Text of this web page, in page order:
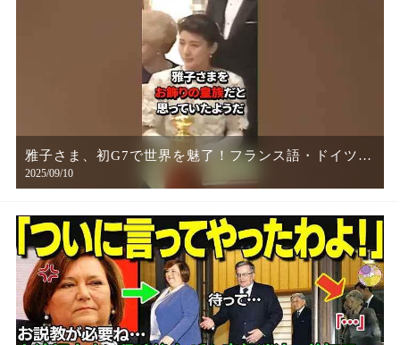
雅子さま、初G7で世界を魅了！フランス語・ドイツ
語・英語を自在に操った“衝撃の瞬間”
2025/09/10